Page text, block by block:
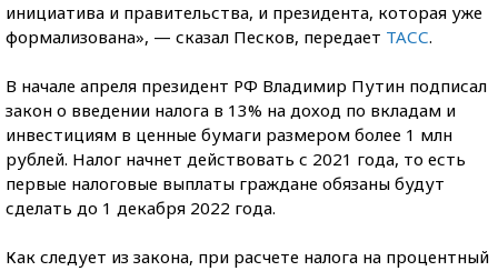
инициатива и правительства, и президента, которая уже
формализована», — сказал Песков, передает ТАСС.
В начале апреля президент РФ Владимир Путин подписал
закон о введении налога в 13% на доход по вкладам и
инвестициям в ценные бумаги размером более 1 млн
рублей. Налог начнет действовать с 2021 года, то есть
первые налоговые выплаты граждане обязаны будут
сделать до 1 декабря 2022 года.
Как следует из закона, при расчете налога на процентный